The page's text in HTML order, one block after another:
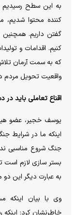
به این سطح رسیدیم
کننده محتوا شدیم،
گفتن داریم. همچنین
کنیم. اقدامات و
که به سمت آرمان
واقعیت تحویل مردم
اقناع تعاملی باید در
یوسف خجیر، عضو
اینکه ما در شرایط
جنگ شروع مناسبی
بستر سازی لازم است
به عبارت دیگر این دو
وی با بیان اینکه
خاطرنشان کرد: